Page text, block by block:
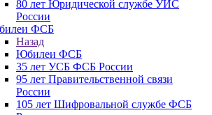
80 лет Юридической службе УИС
России
ФСБ
Назад
Юбилеи ФСБ
35 лет УСБ ФСБ России
95 лет Правительственной связи
России
105 лет Шифровальной службе ФСБ